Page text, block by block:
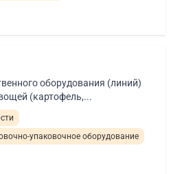
оборудования (линий)
(картофель,...
упаковочное оборудование